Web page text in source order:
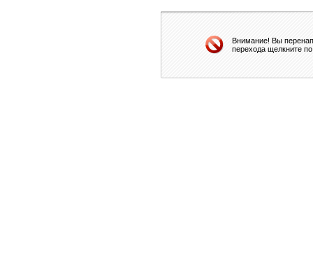
Внимание! Вы
перехода щелкните